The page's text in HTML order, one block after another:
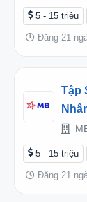
Lai
5 - 15 triệu
Đăng 21
Tập
5 - 15 triệu
Đăng 21